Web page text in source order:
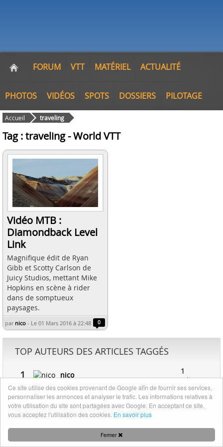
FORUM VTT MATÉRIEL ACTUALITÉ
PHOTOS VIDÉOS SPOTS DOSSIERS PILOTAGE
Accueil traveling
Tag : traveling - World VTT
Vidéo MTB :
Diamondback Level
Link
Magnifique édit de Ryan
Gibb et Scotty Carlson de
Juicy Studios, mettant Mike
Hopkins en scène à rider
dans de somptueux
paysages.
par nico - Le 01 Mars 2016 à 22:48 0
TOP AUTEURS DES ARTICLES TAGGÉS
1 nico 1
article
Mentions légales|Nous contacter
Fermer
Ce site utilise des cookies provenant de Google afin de fournir ses services,
personnaliser les annonces et analyser le trafic. Les informations relatives à
votre utilisation du site sont partagées avec Google. En acceptant ce site,
vous acceptez l'utilisation des cookies. En savoir plus